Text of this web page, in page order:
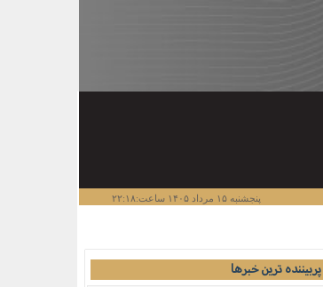
پنجشنبه ۱۵ مرداد ۱۴۰۵ ساعت:۲۲:۱۸
پربیننده ترین خبرها